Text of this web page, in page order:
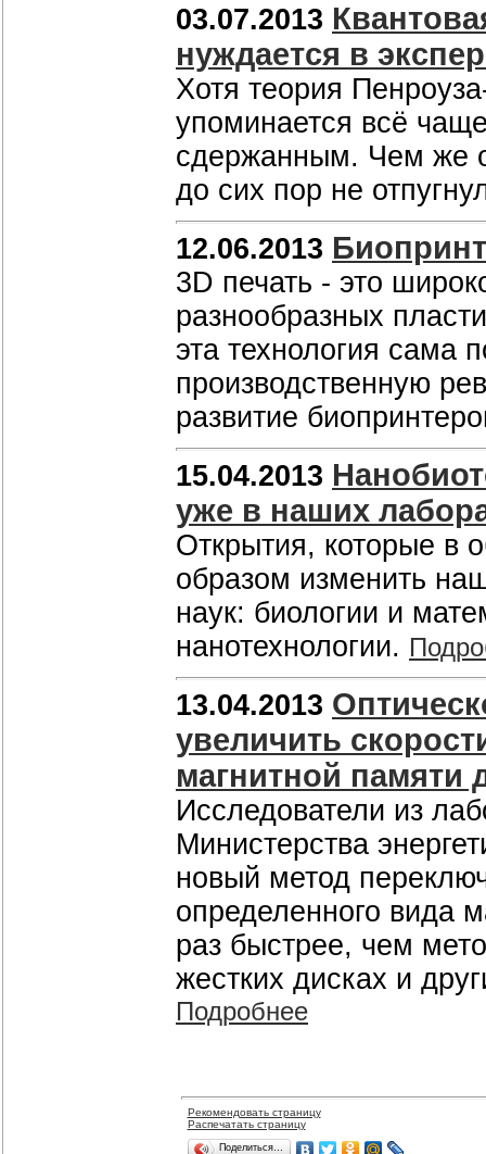
03.07.2013
нуждается в
Хотя теория
упоминается всё
сдержанным. Чем же
до сих пор не
12.06.2013
3D печать - это
разнообразных
эта технология сама
производственную
развитие
15.04.2013
уже в наших
Открытия, которые в
образом изменить
наук: биологии и
нанотехнологии.
13.04.2013
увеличить
магнитной памяти
Исследователи из
Министерства
новый метод
определенного вида
раз быстрее, чем
жестких дисках и
Подробнее
Рекомендовать страницу
Распечатать страницу
Поделиться…